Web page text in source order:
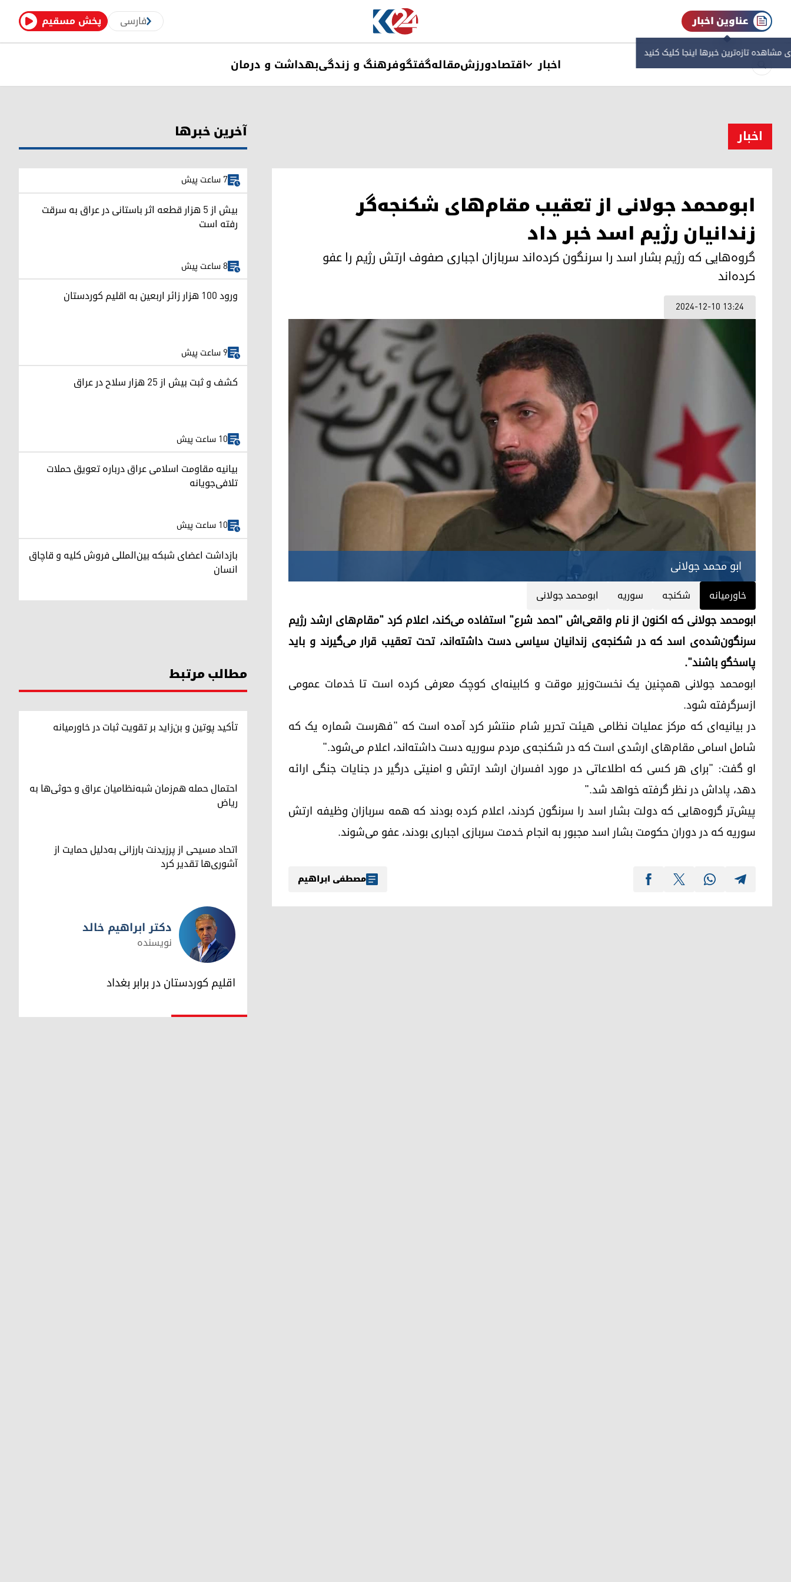
پخش مسقیم فارسی عناوین اخبار
مشاهده‌ تازه‌ترین خبرها اینجا کلیک کنید
اخبار اقتصادورزشمقالهگفتگوفرهنگ و زندگیبهداشت و درمان
اخبار
ابومحمد جولانی از تعقیب مقام‌های شکنجه‌گر
زندانیان رژیم اسد خبر داد
گروه‌هایی که رژیم بشار اسد را سرنگون کرده‌اند سربازان اجباری صفوف ارتش رژیم را عفو
کرده‌اند
2024-12-10 13:24
ابو محمد جولانی
خاورمیانه شکنجه سوریه ابومحمد جولانی
ابومحمد جولانی که اکنون از نام واقعی‌اش "احمد شرع" استفاده می‌کند، اعلام کرد "مقام‌های ارشد رژیم
سرنگون‌شده‌ی اسد که در شکنجه‌ی زندانیان سیاسی دست داشته‌اند، تحت تعقیب قرار می‌گیرند و باید
پاسخگو باشند".
ابومحمد جولانی همچنین یک نخست‌وزیر موقت و کابینه‌ای کوچک معرفی کرده است تا خدمات عمومی
ازسرگرفته شود.
در بیانیه‌ای که مرکز عملیات نظامی هیئت تحریر شام منتشر کرد آمده است که "فهرست شماره یک که
شامل اسامی مقام‌های ارشدی است که در شکنجه‌ی مردم سوریه دست داشته‌اند، اعلام می‌شود."
او گفت: "برای هر کسی که اطلاعاتی در مورد افسران ارشد ارتش و امنیتی درگیر در جنایات جنگی ارائه
دهد، پاداش در نظر گرفته خواهد شد."
پیش‌تر گروه‌هایی که دولت بشار اسد را سرنگون کردند، اعلام کرده بودند که همه سربازان وظیفه ارتش
سوریه که در دوران حکومت بشار اسد مجبور به انجام خدمت سربازی اجباری بودند، عفو می‌شوند.
مصطفی ابراهیم
آخرین خبرها
7 ساعت پیش
بیش از ۵ هزار قطعه اثر باستانی در عراق به سرقت
رفته است
8 ساعت پیش
ورود ۱۰۰ هزار زائر اربعین به اقلیم کوردستان
9 ساعت پیش
کشف و ثبت بیش از ۲۵ هزار سلاح در عراق
10 ساعت پیش
بیانیه مقاومت اسلامی عراق درباره تعویق حملات
تلافی‌جویانه
10 ساعت پیش
بازداشت اعضای شبکه بین‌المللی فروش کلیه و قاچاق
انسان
مطالب مرتبط
تأکید پوتین و بن‌زاید بر تقویت ثبات در خاورمیانه
احتمال حمله هم‌زمان شبه‌نظامیان عراق و حوثی‌ها به
ریاض
اتحاد مسیحی از پرزیدنت بارزانی به‌دلیل حمایت از
آشوری‌ها تقدیر کرد
دکتر ابراهیم خالد
دکتر ابراهیم خالد
نویسنده
اقلیم کوردستان در برابر بغداد